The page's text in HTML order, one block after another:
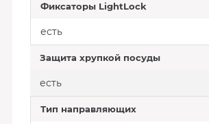
Фиксаторы LightLock
есть
Защита хрупкой посуды
есть
Тип направляющих